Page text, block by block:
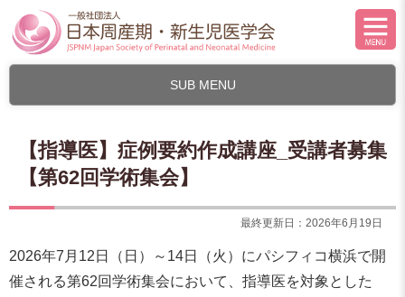
SUB MENU
【指導医】症例要約作成講座_受講者募集
【第62回学術集会】
最終更新日：2026年6月19日
2026年7月12日（日）～14日（火）にパシフィコ横浜で開
催される第62回学術集会において、指導医を対象とした